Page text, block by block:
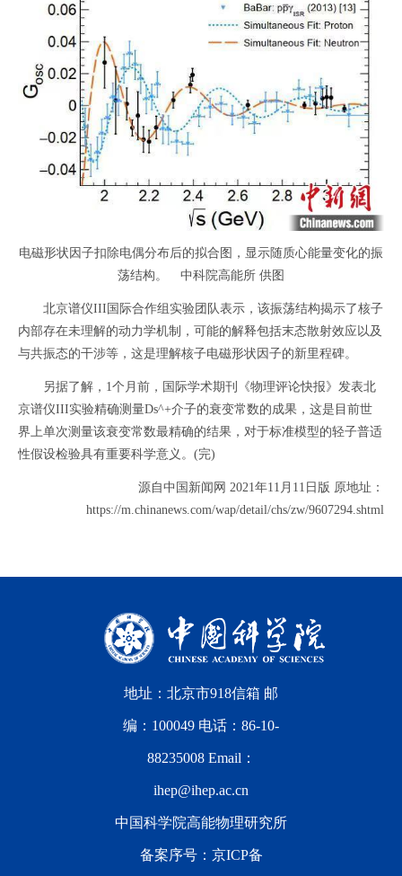
电磁形状因子扣除电偶分布后的拟合图，显示随质心能量变化的振
荡结构。 中科院高能所 供图
北京谱仪III国际合作组实验团队表示，该振荡结构揭示了核子
内部存在未理解的动力学机制，可能的解释包括末态散射效应以及
与共振态的干涉等，这是理解核子电磁形状因子的新里程碑。
另据了解，1个月前，国际学术期刊《物理评论快报》发表北
京谱仪III实验精确测量Ds^+介子的衰变常数的成果，这是目前世
界上单次测量该衰变常数最精确的结果，对于标准模型的轻子普适
性假设检验具有重要科学意义。(完)
源自中国新闻网 2021年11月11日版 原地址：
https://m.chinanews.com/wap/detail/chs/zw/9607294.shtml
地址：北京市918信箱 邮
编：100049 电话：86-10-
88235008 Email：
ihep@ihep.ac.cn
中国科学院高能物理研究所
备案序号： 京ICP备